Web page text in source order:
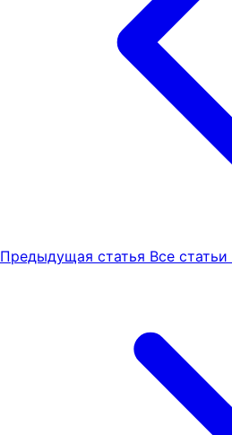
Предыдущая статья Все статьи